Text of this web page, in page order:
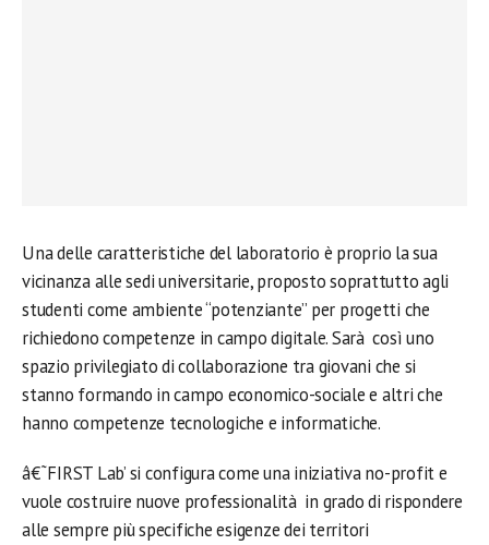
Una delle caratteristiche del laboratorio è proprio la sua
vicinanza alle sedi universitarie, proposto soprattutto agli
studenti come ambiente “potenziante” per progetti che
richiedono competenze in campo digitale. Sarà così uno
spazio privilegiato di collaborazione tra giovani che si
stanno formando in campo economico-sociale e altri che
hanno competenze tecnologiche e informatiche.
â€˜FIRST Lab’ si configura come una iniziativa no-profit e
vuole costruire nuove professionalità in grado di rispondere
alle sempre più specifiche esigenze dei territori